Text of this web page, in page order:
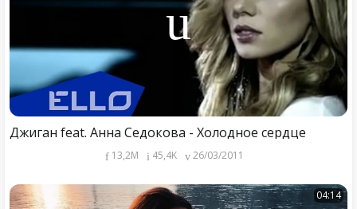
Джиган feat. Анна Седокова - Холодное сердце
13,2M 45,4K 26/03/2011
04:14